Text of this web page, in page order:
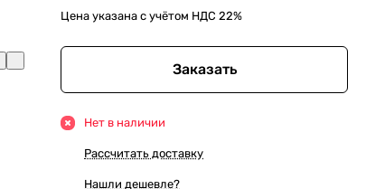
Цена указана с учётом НДС 22%
Заказать
Нет в наличии
Рассчитать доставку
Нашли дешевле?